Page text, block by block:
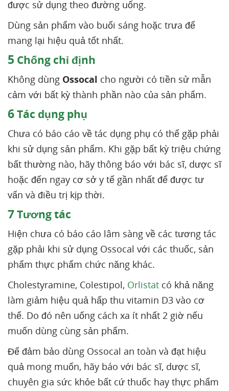
được sử dụng theo đường uống.
Dùng sản phẩm vào buổi sáng hoặc trưa để
mang lại hiệu quả tốt nhất.
5 Chống chỉ định
Không dùng Ossocal cho người có tiền sử mẫn
cảm với bất kỳ thành phần nào của sản phẩm.
6Tác dụng phụ
Chưa có báo cáo về tác dụng phụ có thể gặp phải
khi sử dụng sản phẩm. Khi gặp bất kỳ triệu chứng
bất thường nào, hãy thông báo với bác sĩ, dược sĩ
hoặc đến ngay cơ sở y tế gần nhất để được tư
vấn và điều trị kịp thời.
7Tương tác
Hiện chưa có báo cáo lâm sàng về các tương tác
gặp phải khi sử dụng Ossocal với các thuốc, sản
phẩm thực phẩm chức năng khác.
Cholestyramine, Colestipol, Orlistat có khả năng
làm giảm hiệu quả hấp thu vitamin D3 vào cơ
thể. Do đó nên uống cách xa ít nhất 2 giờ nếu
muốn dùng cùng sản phẩm.
Để đảm bảo dùng Ossocal an toàn và đạt hiệu
quả mong muốn, hãy báo với bác sĩ, dược sĩ,
chuyên gia sức khỏe bất cứ thuốc hay thực phẩm